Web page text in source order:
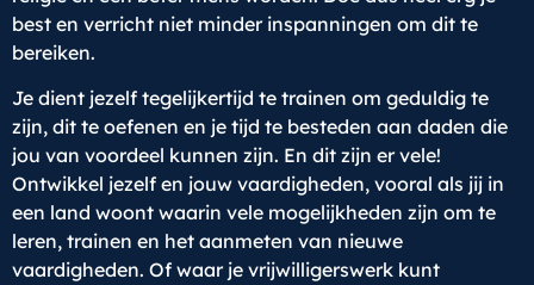
best en verricht niet minder inspanningen om dit te
bereiken.
Je dient jezelf tegelijkertijd te trainen om geduldig te
zijn, dit te oefenen en je tijd te besteden aan daden die
jou van voordeel kunnen zijn. En dit zijn er vele!
Ontwikkel jezelf en jouw vaardigheden, vooral als jij in
een land woont waarin vele mogelijkheden zijn om te
leren, trainen en het aanmeten van nieuwe
vaardigheden. Of waar je vrijwilligerswerk kunt